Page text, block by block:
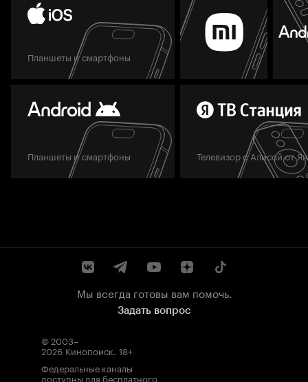
Планшеты и смартфоны
Планшеты и смартфоны Телевизор с Алисой от
Мы всегда готовы вам помочь.
Задать вопрос
© 2003–
2026 Кинопоиск 18+
Федеральные каналы
доступны для бесплатного